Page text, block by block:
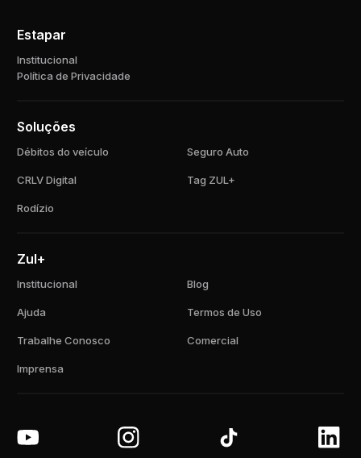
Estapar
Institucional
Política de Privacidade
Soluções
Débitos do veículo Seguro Auto
CRLV Digital Tag ZUL+
Rodízio
Zul+
Institucional Blog
Ajuda Termos de Uso
Trabalhe Conosco Comercial
Imprensa